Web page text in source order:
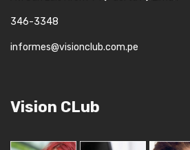
346-3348
informes@visionclub.com.pe
Vision CLub